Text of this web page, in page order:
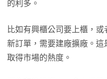
的利多。
比如有興櫃公司要上櫃，
新訂單，需要建廠擴廠。
取得市場的熱度。